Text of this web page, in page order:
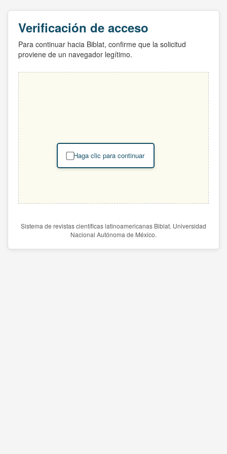
Verificación de acceso
Para continuar hacia Biblat, confirme que la solicitud
proviene de un navegador legítimo.
Haga clic para continuar
Sistema de revistas científicas latinoamericanas Biblat. Universidad
Nacional Autónoma de México.